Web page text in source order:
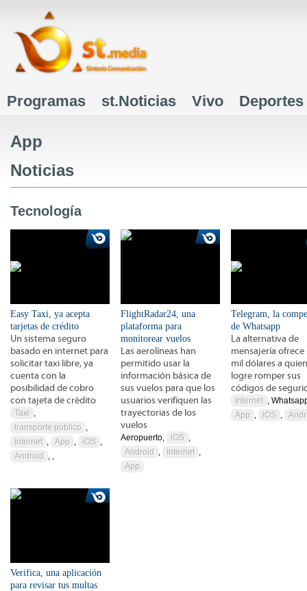
Menú principal
Programas st.Noticias Vivo Deportes
App
Noticias
Tecnología
Easy Taxi, ya acepta
tarjetas de crédito
Un sistema seguro
basado en internet para
solicitar taxi libre, ya
cuenta con la
posibilidad de cobro
con tajeta de crédito
Taxi ,
transporte público ,
Internet , App , iOS ,
Android
, ,
FlightRadar24, una
plataforma para
monitorear vuelos
Las aerolíneas han
permitido usar la
información básica de
sus vuelos para que los
usuarios verifiquen las
trayectorias de los
vuelos
Aeropuerto, iOS ,
Android
, Internet ,
App
Telegram, la
de Whatsapp
La alternativa de
mensajería ofrece
mil dólares a quien
logre romper sus
códigos de
Internet ,
App , iOS ,
Verifica, una aplicación
para revisar tus multas